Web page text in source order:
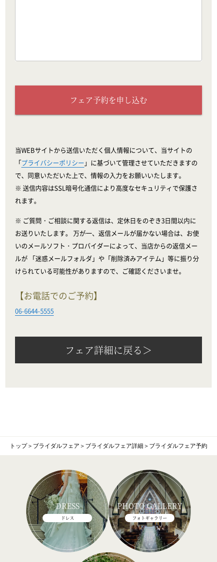
フェア予約を申し込む
当WEBサイトから送信いただく個人情報について、当サイトの
「プライバシーポリシー 」に基づいて管理させていただきますの
で、同意いただいた上で、情報の入力をお願いいたします。
※ 送信内容はSSL暗号化通信により高度なセキュリティで保護さ
れます。
※ ご質問・ご相談に関する返信は、定休日をのぞき3日間以内に
お送りいたします。 万が一、返信メールが届かない場合は、お使
いのメールソフト・プロバイダーによって、当店からの返信メー
ルが 「迷惑メールフォルダ」や「削除済みアイテム」等に振り分
けられている可能性がありますので、ご確認くださいませ。
【お電話でのご予約】
06-6644-5555
フェア詳細に戻る＞
トップ＞ ブライダルフェア ＞ ブライダルフェア詳細 ＞ ブライダルフェア予約
DRESS
ドレス
PHOTO GALLERY
フォトギャラリー